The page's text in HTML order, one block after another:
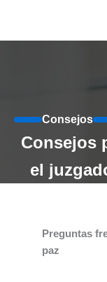
Consejos
Consejos
el
Preguntas
paz